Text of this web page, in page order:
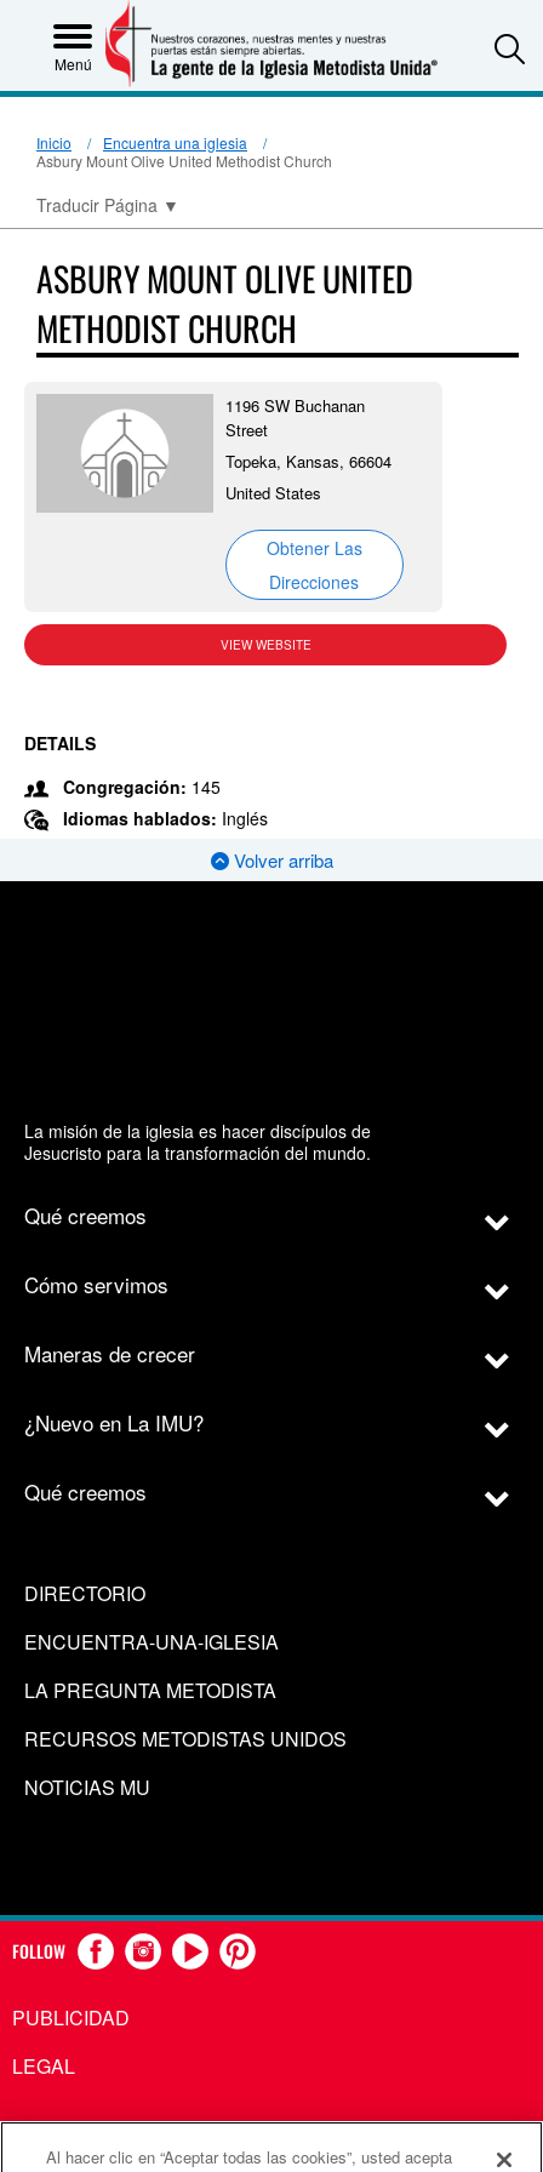
Menú
Inicio
Encuentra una iglesia
Asbury Mount Olive United Methodist Church
Traducir Página ▼
ASBURY MOUNT OLIVE UNITED
METHODIST CHURCH
1196 SW Buchanan
Street
Topeka, Kansas, 66604
United States
Obtener Las
Direcciones
VIEW WEBSITE
DETAILS
Congregación: 145
Idiomas hablados: Inglés
Volver arriba
La misión de la iglesia es hacer discípulos de
Jesucristo para la transformación del mundo.
Qué creemos
Cómo servimos
Maneras de crecer
¿Nuevo en La IMU?
Qué creemos
DIRECTORIO
ENCUENTRA-UNA-IGLESIA
LA PREGUNTA METODISTA
RECURSOS METODISTAS UNIDOS
NOTICIAS MU
FOLLOW
PUBLICIDAD
LEGAL
Al hacer clic en “Aceptar todas las cookies”, usted acepta